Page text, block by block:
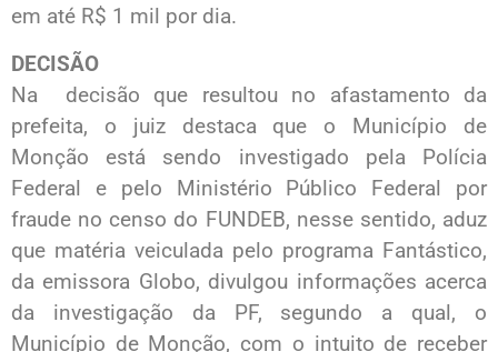
em até R$ 1 mil por dia.
DECISÃO
Na decisão que resultou no afastamento da
prefeita, o juiz destaca que o Município de
Monção está sendo investigado pela Polícia
Federal e pelo Ministério Público Federal por
fraude no censo do FUNDEB, nesse sentido, aduz
que matéria veiculada pelo programa Fantástico,
da emissora Globo, divulgou informações acerca
da investigação da PF, segundo a qual, o
Município de Monção, com o intuito de receber